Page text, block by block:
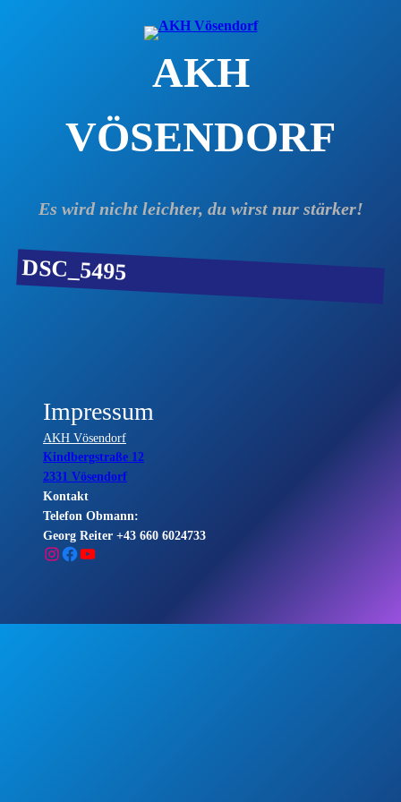
AKH
VÖSENDORF
Es wird nicht leichter, du wirst nur stärker!
DSC_5495
Impressum
AKH Vösendorf
Kindbergstraße 12
2331 Vösendorf
Kontakt
Telefon Obmann:
Georg Reiter +43 660 6024733
Instagram
Facebook
YouTube